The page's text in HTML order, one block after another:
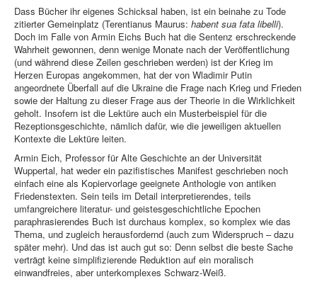
Dass Bücher ihr eigenes Schicksal haben, ist ein beinahe zu Tode
zitierter Gemeinplatz (Terentianus Maurus: habent sua fata libelli).
Doch im Falle von Armin Eichs Buch hat die Sentenz erschreckende
Wahrheit gewonnen, denn wenige Monate nach der Veröffentlichung
(und während diese Zeilen geschrieben werden) ist der Krieg im
Herzen Europas angekommen, hat der von Wladimir Putin
angeordnete Überfall auf die Ukraine die Frage nach Krieg und Frieden
sowie der Haltung zu dieser Frage aus der Theorie in die Wirklichkeit
geholt. Insofern ist die Lektüre auch ein Musterbeispiel für die
Rezeptionsgeschichte, nämlich dafür, wie die jeweiligen aktuellen
Kontexte die Lektüre leiten.
Armin Eich, Professor für Alte Geschichte an der Universität
Wuppertal, hat weder ein pazifistisches Manifest geschrieben noch
einfach eine als Kopiervorlage geeignete Anthologie von antiken
Friedenstexten. Sein teils im Detail interpretierendes, teils
umfangreichere literatur- und geistesgeschichtliche Epochen
paraphrasierendes Buch ist durchaus komplex, so komplex wie das
Thema, und zugleich herausfordernd (auch zum Widerspruch – dazu
später mehr). Und das ist auch gut so: Denn selbst die beste Sache
verträgt keine simplifizierende Reduktion auf ein moralisch
einwandfreies, aber unterkomplexes Schwarz-Weiß.